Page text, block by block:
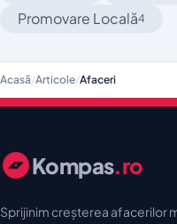
Promovare Locală4
Acasă/Articole/Afaceri
Kompas.ro
Sprijinim creșterea afacerilor